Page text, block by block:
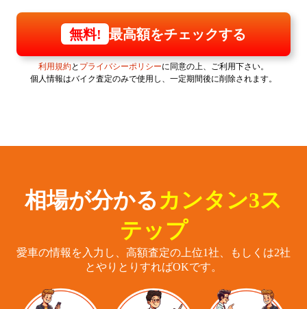
無料! 最高額をチェックする
利用規約と プライバシーポリシーに同意の上、ご利用下さい。
個人情報はバイク査定のみで使用し、一定期間後に削除されます。
相場が分かる カンタン3ス
テップ
愛車の情報を入力し、高額査定の上位1社、もしくは2社
とやりとりすればOKです。